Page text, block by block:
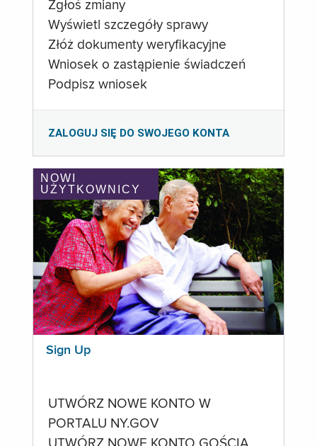
Zgłoś zmiany
Wyświetl szczegóły sprawy
Złóż dokumenty weryfikacyjne
Wniosek o zastąpienie świadczeń
Podpisz wniosek
ZALOGUJ SIĘ DO SWOJEGO KONTA
NOWI
UŻYTKOWNICY
Sign Up
UTWÓRZ NOWE KONTO W
PORTALU NY.GOV